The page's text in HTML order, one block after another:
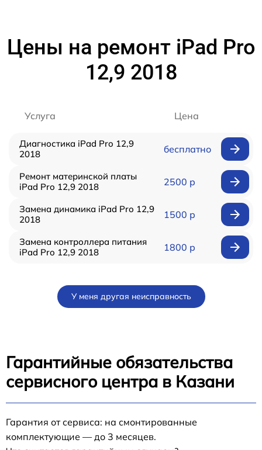
Цены на ремонт iPad Pro
12,9 2018
Услуга Цена
Диагностика iPad Pro 12,9
2018
бесплатно
Ремонт материнской платы
iPad Pro 12,9 2018
2500 р
Замена динамика iPad Pro 12,9
2018
1500 р
Замена контроллера питания
iPad Pro 12,9 2018
1800 р
У меня другая неисправность
Гарантийные обязательства
сервисного центра в Казани
Гарантия от сервиса: на смонтированные
комплектующие — до 3 месяцев.